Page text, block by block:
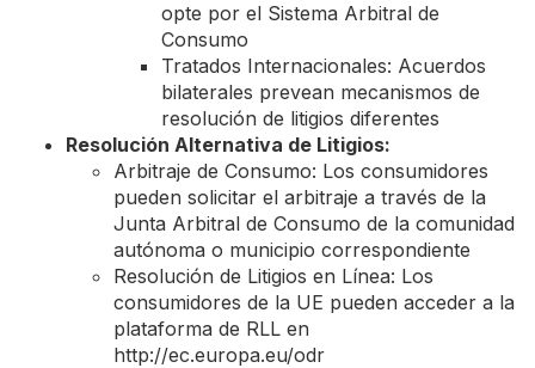
opte por el Sistema Arbitral de
Consumo
Tratados Internacionales: Acuerdos
bilaterales prevean mecanismos de
resolución de litigios diferentes
Resolución Alternativa de Litigios:
Arbitraje de Consumo: Los consumidores
pueden solicitar el arbitraje a través de la
Junta Arbitral de Consumo de la comunidad
autónoma o municipio correspondiente
Resolución de Litigios en Línea: Los
consumidores de la UE pueden acceder a la
plataforma de RLL en
http://ec.europa.eu/odr